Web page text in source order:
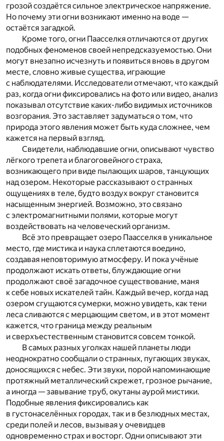
грозой создаётся сильное электрическое напряжение.
Но почему эти огни возникают именно на воде —
остаётся загадкой.
Кроме того, огни Паасселкя отличаются от других
подобных феноменов своей непредсказуемостью. Они
могут внезапно исчезнуть и появиться вновь в другом
месте, словно живые существа, играющие
с наблюдателями. Исследователи отмечают, что каждый
раз, когда огни фиксировались на фото или видео, анализ
показывал отсутствие каких-либо видимых источников
возгорания. Это заставляет задуматься о том, что
природа этого явления может быть куда сложнее, чем
кажется на первый взгляд.
Свидетели, наблюдавшие огни, описывают чувство
лёгкого трепета и благоговейного страха,
возникающего при виде пылающих шаров, танцующих
над озером. Некоторые рассказывают о странных
ощущениях в теле, будто воздух вокруг становится
насыщенным энергией. Возможно, это связано
с электромагнитными полями, которые могут
воздействовать на человеческий организм.
Всё это превращает озеро Паасселкя в уникальное
место, где мистика и наука сплетаются воедино,
создавая неповторимую атмосферу. И пока учёные
продолжают искать ответы, блуждающие огни
продолжают своё загадочное существование, маня
к себе новых искателей тайн. Каждый вечер, когда над
озером сгущаются сумерки, можно увидеть, как тени
леса сливаются с мерцающим светом, и в этот момент
кажется, что граница между реальным
и сверхъестественным становится совсем тонкой.
В самых разных уголках нашей планеты люди
неоднократно сообщали о странных, пугающих звуках,
доносящихся с небес. Эти звуки, порой напоминающие
протяжный металлический скрежет, грозное рычание,
а иногда — завывание труб, окутаны аурой мистики.
Подобные явления фиксировались как
в густонаселённых городах, так и в безлюдных местах,
среди полей и лесов, вызывая у очевидцев
одновременно страх и восторг. Одни описывают эти